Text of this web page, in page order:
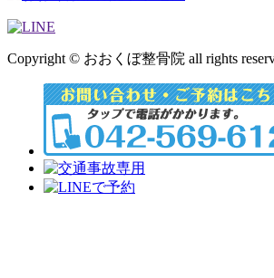
Copyright © おおくぼ整骨院 all rights